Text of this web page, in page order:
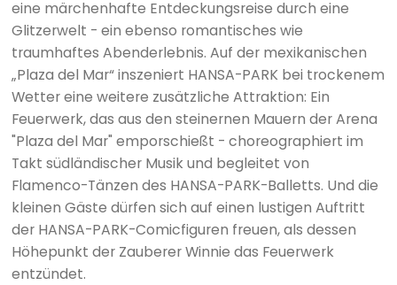
eine märchenhafte Entdeckungsreise durch eine
Glitzerwelt - ein ebenso romantisches wie
traumhaftes Abenderlebnis. Auf der mexikanischen
„Plaza del Mar“ inszeniert HANSA-PARK bei trockenem
Wetter eine weitere zusätzliche Attraktion: Ein
Feuerwerk, das aus den steinernen Mauern der Arena
"Plaza del Mar" emporschießt - choreographiert im
Takt südländischer Musik und begleitet von
Flamenco-Tänzen des HANSA-PARK-Balletts. Und die
kleinen Gäste dürfen sich auf einen lustigen Auftritt
der HANSA-PARK-Comicfiguren freuen, als dessen
Höhepunkt der Zauberer Winnie das Feuerwerk
entzündet.